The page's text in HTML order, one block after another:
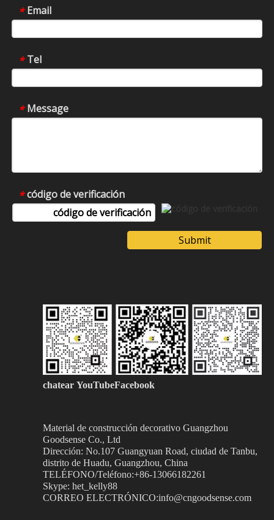
* Email
* Tel
* Message
* código de verificación
Submit
chatear YouTubeFacebook
Material de construcción decorativo Guangzhou
Goodsense Co., Ltd
Dirección: No.107 Guangyuan Road, ciudad de Tanbu,
distrito de Huadu, Guangzhou, China
TELÉFONO/Teléfono:+86-13066182261
Skype: het_kelly88
CORREO ELECTRÓNICO:info@cngoodsense.com